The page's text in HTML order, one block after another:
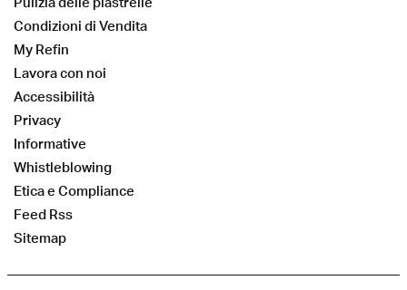
Condizioni di Vendita
My Refin
Lavora con noi
Accessibilità
Privacy
Informative
Whistleblowing
Etica e Compliance
Feed Rss
Sitemap